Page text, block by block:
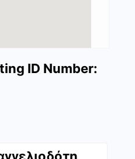
ID Number: